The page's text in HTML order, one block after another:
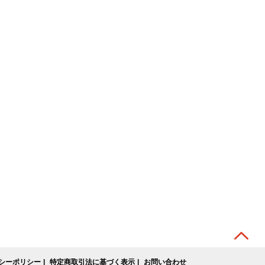
ーポリシー 特定商取引法に基づく表示 お問い合わせ